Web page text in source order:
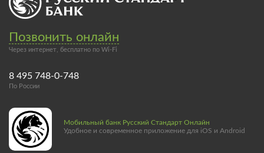
Позвонить онлайн
Через интернет, бесплатно по Wi-Fi
8 495 748-0-748
По России
Мобильный банк Русский Стандарт Онлайн
Удобное и современное приложение для iOS и Android